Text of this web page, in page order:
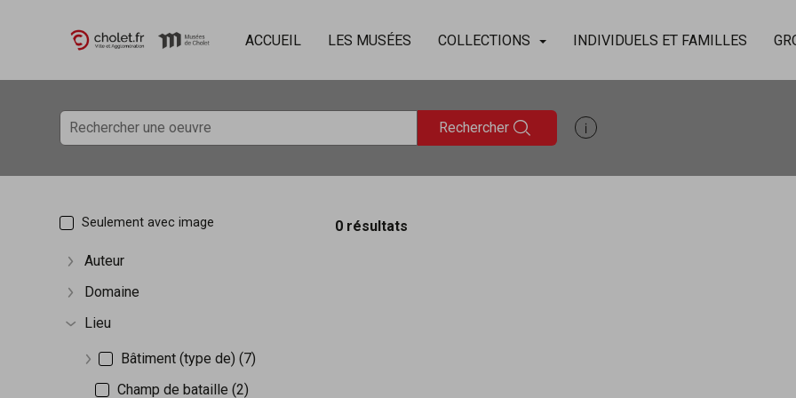
Accèder directement au contenu
Accèder directement au contenuACCUEIL LES MUSÉES COLLECTIONS INDIVIDUELS ET FAMILLES
Rechercher Afficher les informations d'aide à
Seulement avec image
Afficher plus
Auteur
Afficher plus
Domaine
Afficher plus
Lieu
Afficher plus
Bâtiment (type de) (7)
Champ de bataille (2)
0 résultats